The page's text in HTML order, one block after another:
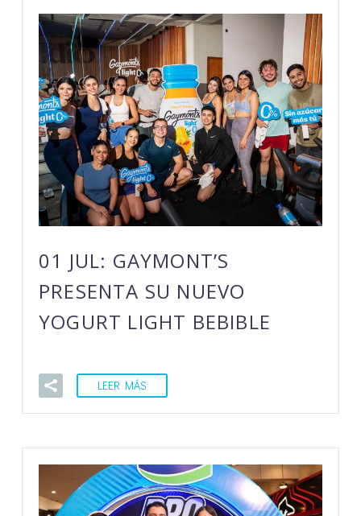
01 JUL: GAYMONT’S
PRESENTA SU NUEVO
YOGURT LIGHT BEBIBLE
LEER MÁS